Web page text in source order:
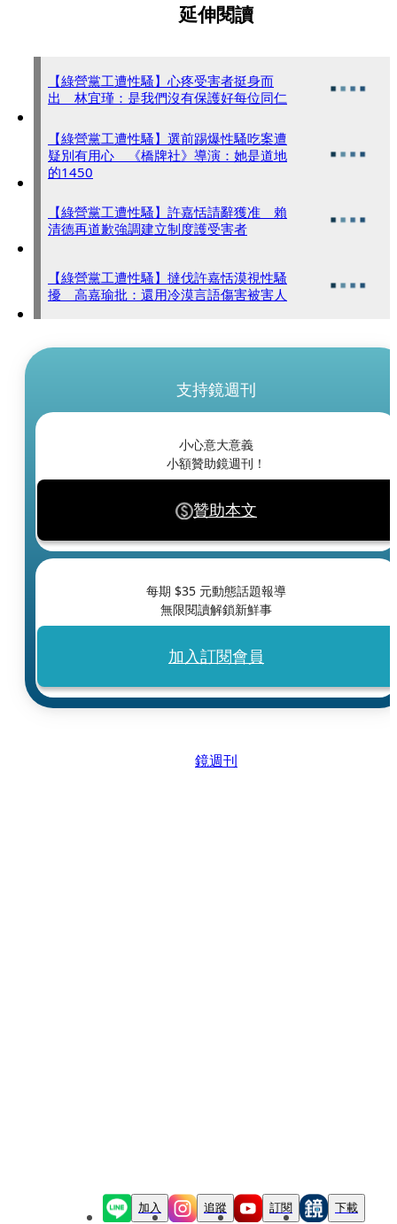
延伸閱讀
【綠營黨工遭性騷】心疼受害者挺身而
出 林宜瑾：是我們沒有保護好每位同仁
【綠營黨工遭性騷】選前踢爆性騷吃案遭
疑別有用心 《橋牌社》導演：她是道地
的1450
【綠營黨工遭性騷】許嘉恬請辭獲准 賴
清德再道歉強調建立制度護受害者
【綠營黨工遭性騷】撻伐許嘉恬漠視性騷
擾 高嘉瑜批：還用冷漠言語傷害被害人
支持鏡週刊
小心意大意義
小額贊助鏡週刊！
贊助本文
每期 $35 元動態話題報導
無限閱讀解鎖新鮮事
加入訂閱會員
鏡週刊
加入 追蹤 訂閱 下載